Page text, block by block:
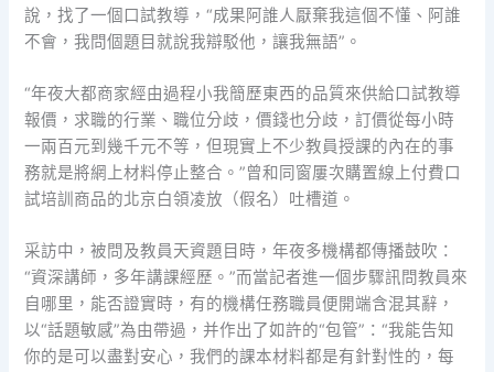
說，找了一個口試教導，“成果阿誰人厭棄我這個不懂、阿誰
不會，我問個題目就說我辯駁他，讓我無語”。
“年夜大都商家經由過程小我簡歷東西的品質來供給口試教導
報價，求職的行業、職位分歧，價錢也分歧，訂價從每小時
一兩百元到幾千元不等，但現實上不少教員授課的內在的事
務就是將網上材料停止整合。”曾和同窗屢次購置線上付費口
試培訓商品的北京白領凌放（假名）吐槽道。
采訪中，被問及教員天資題目時，年夜多機構都傳播鼓吹：
“資深講師，多年講課經歷。”而當記者進一個步驟訊問教員來
自哪里，能否證實時，有的機構任務職員便開端含混其辭，
以“話題敏感”為由帶過，并作出了如許的“包管”：“我能告知
你的是可以盡對安心，我們的課本材料都是有針對性的，每